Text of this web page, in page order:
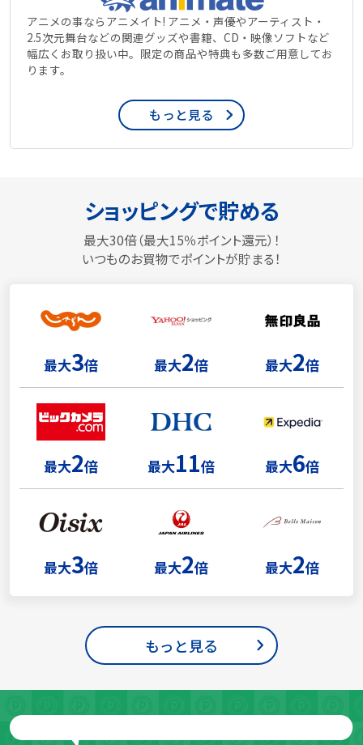
アニメの事ならアニメイト! アニメ・声優やアーティスト・
2.5次元舞台などの関連グッズや書籍、CD・映像ソフトなど
幅広くお取り扱い中。限定の商品や特典も多数ご用意してお
ります。
もっと見る
ショッピングで貯める
最大30倍（最大15％ポイント還元）！
いつものお買物でポイントが貯まる！
最大3倍 最大2倍 最大2倍
最大2倍 最大11倍 最大6倍
最大3倍 最大2倍 最大2倍
もっと見る